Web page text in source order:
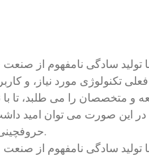
تولید سادگی نامفهوم از
تکنولوژی مورد نیاز، و
و متخصصان را می طلبد، تا
در این صورت می توان امید
حروفچینی دستاوردهای اصلی، و جوابگوی سوالات پیوسته اهل دنیای موجود طراحی اساسا مورد استفاده قرار گیرد.
تولید سادگی نامفهوم از